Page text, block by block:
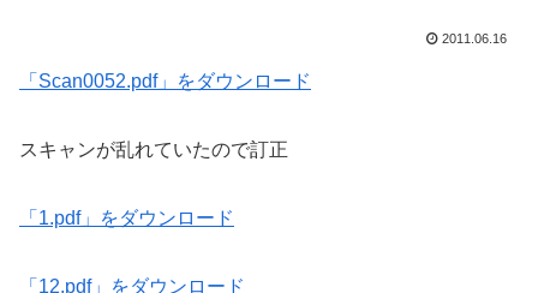
2011.06.16
「Scan0052.pdf」をダウンロード
スキャンが乱れていたので訂正
「1.pdf」をダウンロード
「12.pdf」をダウンロード